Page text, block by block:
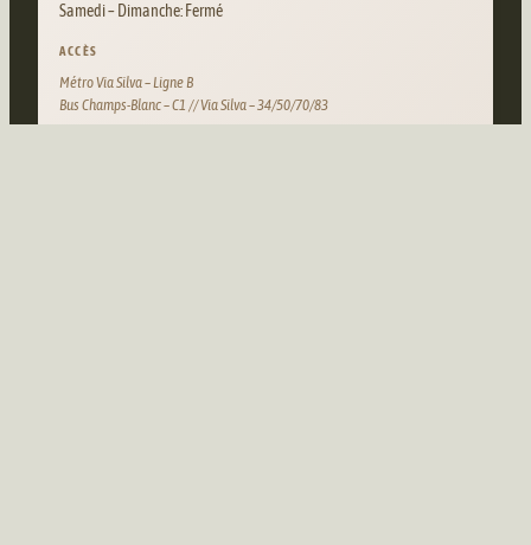
Samedi – Dimanche: Fermé
ACCÈS
Métro Via Silva – Ligne B
Bus Champs-Blanc – C1 // Via Silva – 34/50/70/83